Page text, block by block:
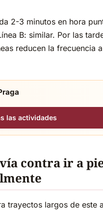
2-3 minutos en hora
B: similar. Por las
reducen la frecuencia a
las actividades
contra ir a
trayectos largos de este